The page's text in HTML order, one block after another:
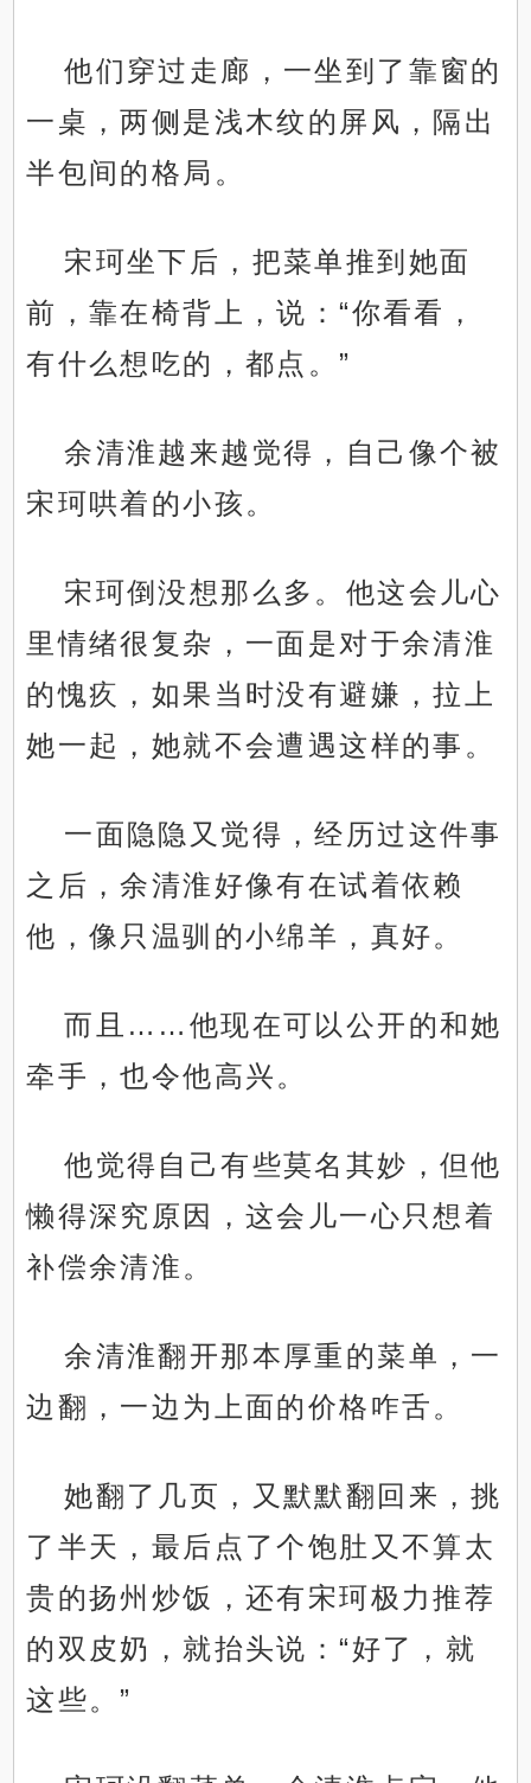
他们穿过走廊，一坐到了靠窗的
一桌，两侧是浅木纹的屏风，隔出
半包间的格局。
宋珂坐下后，把菜单推到她面
前，靠在椅背上，说：“你看看，
有什么想吃的，都点。”
余清淮越来越觉得，自己像个被
宋珂哄着的小孩。
宋珂倒没想那么多。他这会儿心
里情绪很复杂，一面是对于余清淮
的愧疚，如果当时没有避嫌，拉上
她一起，她就不会遭遇这样的事。
一面隐隐又觉得，经历过这件事
之后，余清淮好像有在试着依赖
他，像只温驯的小绵羊，真好。
而且……他现在可以公开的和她
牵手，也令他高兴。
他觉得自己有些莫名其妙，但他
懒得深究原因，这会儿一心只想着
补偿余清淮。
余清淮翻开那本厚重的菜单，一
边翻，一边为上面的价格咋舌。
她翻了几页，又默默翻回来，挑
了半天，最后点了个饱肚又不算太
贵的扬州炒饭，还有宋珂极力推荐
的双皮奶，就抬头说：“好了，就
这些。”